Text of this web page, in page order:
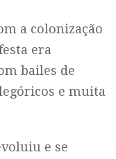
a colonização
era
bailes de
e muita
e se